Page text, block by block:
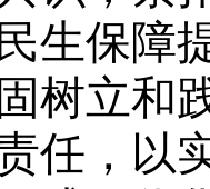
生保障
树立和
任，以